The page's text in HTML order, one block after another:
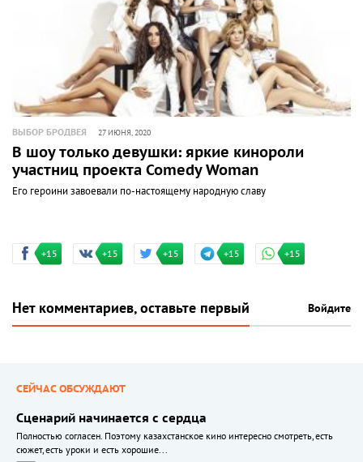
ВЫБОР БРОДВЕЯ 27 ИЮНЯ, 2020
В шоу только девушки: яркие кинороли
участниц проекта Comedy Woman
Его героини завоевали по-настоящему народную славу
+15 +15 +15 +15 +15
Нет комментариев, оставьте первый Войдите
СЕЙЧАС ОБСУЖДАЮТ
Сценарий начинается с сердца
Полностью согласен. Поэтому казахстанское кино интересно смотреть, есть
сюжет, есть уроки и есть хорошие...